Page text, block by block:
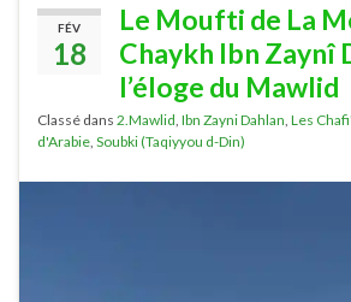
FÉV
18
Le Moufti de La
Chaykh Ibn Zaynî
l’éloge du Mawlid
Classé dans 2.Mawlid Ibn Zayni Dahlan Les
d'Arabie Soubki (Taqiyyou d-Din)